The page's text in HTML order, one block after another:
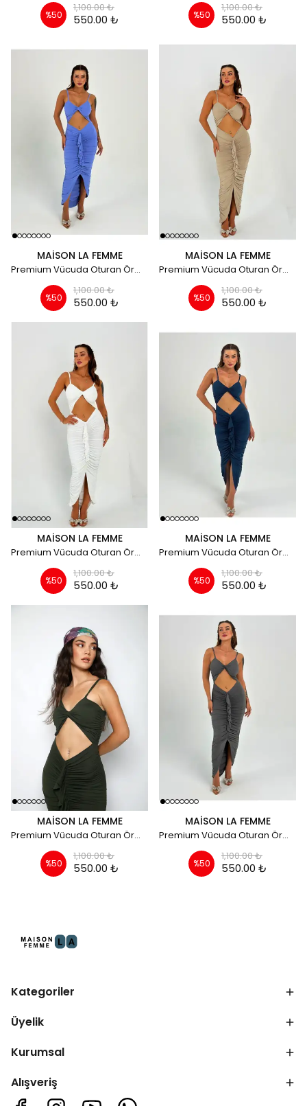
%50
1,100.00 ₺
550.00 ₺ %50
1,100.00 ₺
550.00 ₺
MAISON LA FEMME
Premium Vücuda Oturan Örme Büzgülü Özel Dekolte Detaylı Abiye Elbise - bebe mavi
%50
1,100.00 ₺
550.00 ₺
MAISON LA FEMME
Premium Vücuda Oturan Örme Büzgülü Özel Dekolte Detaylı Abiye Elbise - Bej
%50
1,100.00 ₺
550.00 ₺
MAISON LA FEMME
Premium Vücuda Oturan Örme Büzgülü Özel Dekolte Detaylı Abiye Elbise - Beyaz
%50
1,100.00 ₺
550.00 ₺
MAISON LA FEMME
Premium Vücuda Oturan Örme Büzgülü Özel Dekolte Detaylı Abiye Elbise - parlemet mavi
%50
1,100.00 ₺
550.00 ₺
MAISON LA FEMME
Premium Vücuda Oturan Örme Büzgülü Özel Dekolte Detaylı Abiye Elbise - Haki
%50
1,100.00 ₺
550.00 ₺
MAISON LA FEMME
Premium Vücuda Oturan Örme Büzgülü Özel Dekolte Detaylı Abiye Elbise - taş rengi
%50
1,100.00 ₺
550.00 ₺
Kategoriler
Üyelik
Kurumsal
Alışveriş